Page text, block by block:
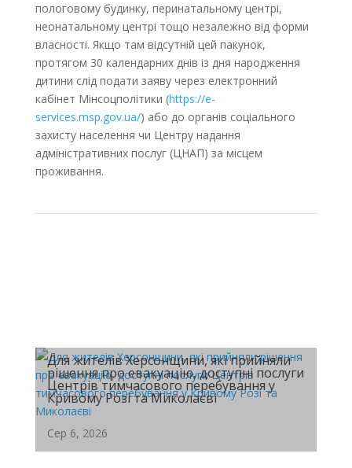
пологовому будинку, перинатальному центрі,
неонатальному центрі тощо незалежно від форми
власності. Якщо там відсутній цей пакунок,
протягом 30 календарних днів із дня народження
дитини слід подати заяву через електронний
кабінет Мінсоцполітики (https://e-
services.msp.gov.ua/) або до органів соціального
захисту населення чи Центру надання
адміністративних послуг (ЦНАП) за місцем
проживання.
Для жителів Херсонщини, які прийняли
рішення про евакуацію, доступні послуги
Центрів тимчасового перебування у
Кривому Розі та Миколаєві
Сер 6, 2026